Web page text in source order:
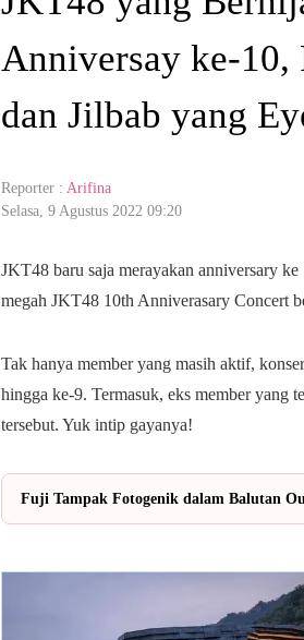
Anniversay ke-10,
dan Jilbab yang
Reporter : Arifina
Selasa, 9 Agustus 2022 09:20
JKT48 baru saja merayakan anniversary
megah JKT48 10th Anniverasary Concert
Tak hanya member yang masih aktif,
hingga ke-9. Termasuk, eks member yang
tersebut. Yuk intip gayanya!
Fuji Tampak Fotogenik dalam Balutan